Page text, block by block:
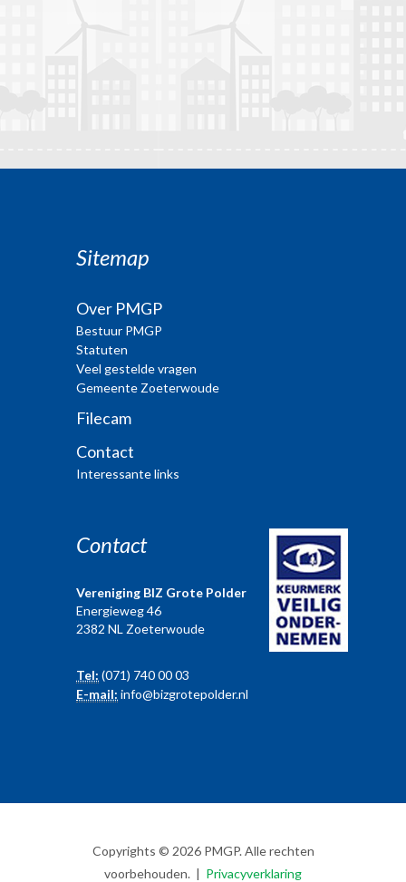
Sitemap
Over PMGP
Bestuur PMGP
Statuten
Veel gestelde vragen
Gemeente Zoeterwoude
Filecam
Contact
Interessante links
Contact
Vereniging BIZ Grote Polder
Energieweg 46
2382 NL Zoeterwoude
Tel: (071) 740 00 03
E-mail: info@bizgrotepolder.nl
Copyrights © 2026 PMGP. Alle rechten
voorbehouden. | Privacyverklaring